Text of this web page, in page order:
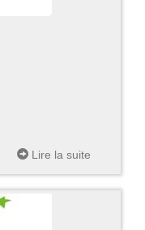
Lire la suite